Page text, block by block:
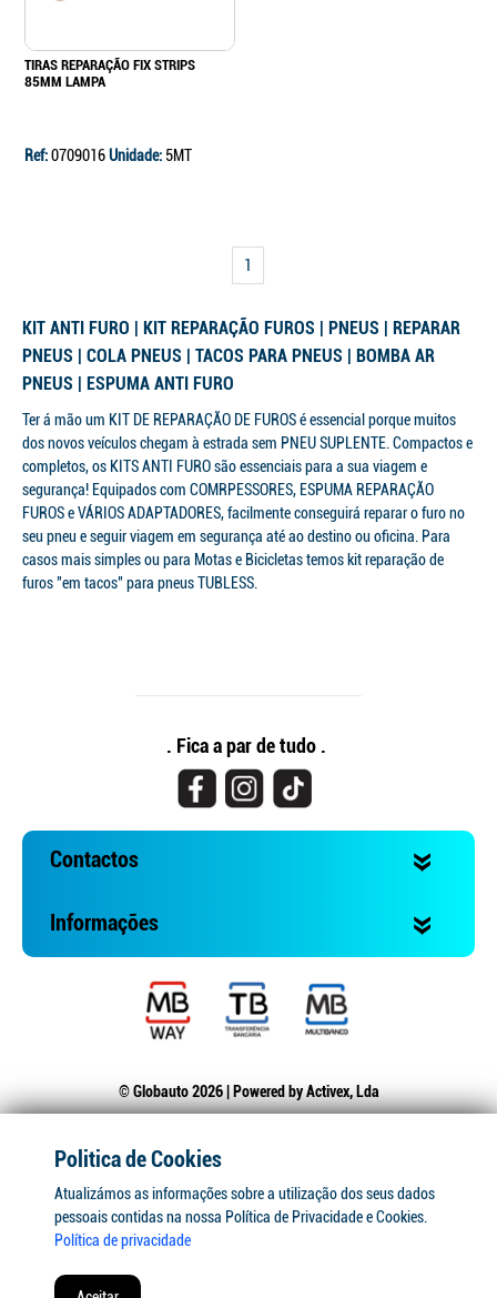
TIRAS REPARAÇÃO FIX STRIPS
85MM LAMPA
Ref:0709016Unidade: 5MT
1
KIT ANTI FURO | KIT REPARAÇÃO FUROS | PNEUS | REPARAR
PNEUS | COLA PNEUS | TACOS PARA PNEUS | BOMBA AR
PNEUS | ESPUMA ANTI FURO
Ter á mão um KIT DE REPARAÇÃO DE FUROS é essencial porque muitos
dos novos veículos chegam à estrada sem PNEU SUPLENTE. Compactos e
completos, os KITS ANTI FURO são essenciais para a sua viagem e
segurança! Equipados com COMRPESSORES, ESPUMA REPARAÇÃO
FUROS e VÁRIOS ADAPTADORES, facilmente conseguirá reparar o furo no
seu pneu e seguir viagem em segurança até ao destino ou oficina. Para
casos mais simples ou para Motas e Bicicletas temos kit reparação de
furos "em tacos" para pneus TUBLESS.
. Fica a par de tudo .
Contactos
Informações
© Globauto 2026 | Powered byActivex, Lda
Politica de Cookies
Atualizámos as informações sobre a utilização dos seus dados
pessoais contidas na nossa Política de Privacidade e Cookies.
Política de privacidade